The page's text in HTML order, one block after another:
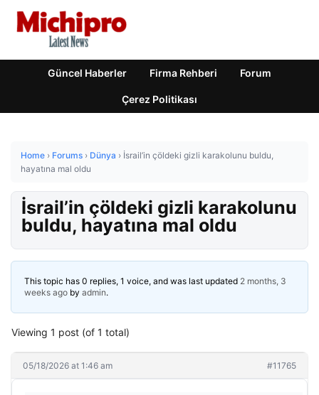
Güncel Haberler Firma Rehberi Forum
Çerez Politikası
Home › Forums › Dünya › İsrail’in çöldeki gizli karakolunu buldu,
hayatına mal oldu
İsrail’in çöldeki gizli karakolunu
buldu, hayatına mal oldu
This topic has 0 replies, 1 voice, and was last updated 2 months, 3
weeks ago by admin.
Viewing 1 post (of 1 total)
05/18/2026 at 1:46 am #11765